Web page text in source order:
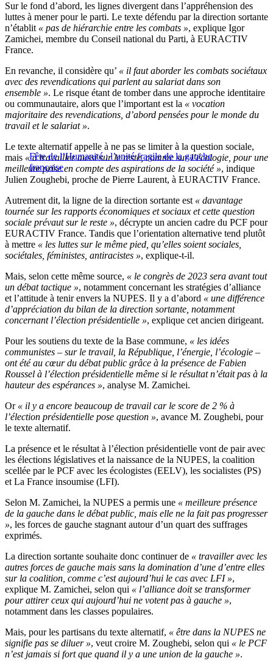
Sur le fond d’abord, les lignes divergent dans l’appréhension des
luttes à mener pour le parti. Le texte défendu par la direction sortante
n’établit « pas de hiérarchie entre les combats », explique Igor
Zamichei, membre du Conseil national du Parti, à EURACTIV
France.
En revanche, il considère qu’ « il faut aborder les combats sociétaux
avec des revendications qui parlent au salariat dans son
ensemble ». Le risque étant de tomber dans une approche identitaire
ou communautaire, alors que l’important est la « vocation
majoritaire des revendications, d’abord pensées pour le monde du
travail et le salariat ».
Fête de l’Humanité : l’unité fragile de la gauche
française
Le texte alternatif appelle à ne pas se limiter à la question sociale,
mais « à travailler aussi sur le reste, comme sur l’écologie, pour une
meilleure prise en compte des aspirations de la société », indique
Julien Zoughebi, proche de Pierre Laurent, à EURACTIV France.
Autrement dit, la ligne de la direction sortante est « davantage
tournée sur les rapports économiques et sociaux et cette question
sociale prévaut sur le reste », décrypte un ancien cadre du PCF pour
EURACTIV France. Tandis que l’orientation alternative tend plutôt
à mettre « les luttes sur le même pied, qu’elles soient sociales,
sociétales, féministes, antiracistes », explique-t-il.
Mais, selon cette même source, « le congrès de 2023 sera avant tout
un débat tactique », notamment concernant les stratégies d’alliance
et l’attitude à tenir envers la NUPES. Il y a d’abord « une différence
d’appréciation du bilan de la direction sortante, notamment
concernant l’élection présidentielle », explique cet ancien dirigeant.
Pour les soutiens du texte de la Base commune, « les idées
communistes – sur le travail, la République, l’énergie, l’écologie –
ont été au cœur du débat public grâce à la présence de Fabien
Roussel à l’élection présidentielle même si le résultat n’était pas à la
hauteur des espérances », analyse M. Zamichei.
Or « il y a encore beaucoup de travail car le score de 2 % à
l’élection présidentielle pose question », avance M. Zoughebi, pour
le texte alternatif.
La présence et le résultat à l’élection présidentielle vont de pair avec
les élections législatives et la naissance de la NUPES, la coalition
scellée par le PCF avec les écologistes (EELV), les socialistes (PS)
et La France insoumise (LFI).
Selon M. Zamichei, la NUPES a permis une « meilleure présence
de la gauche dans le débat public, mais elle ne la fait pas progresser
», les forces de gauche stagnant autour d’un quart des suffrages
exprimés.
La direction sortante souhaite donc continuer de « travailler avec les
autres forces de gauche mais sans la domination d’une d’entre elles
sur la coalition, comme c’est aujourd’hui le cas avec LFI »,
explique M. Zamichei, selon qui « l’alliance doit se transformer
pour attirer ceux qui aujourd’hui ne votent pas à gauche »,
notamment dans les classes populaires.
Mais, pour les partisans du texte alternatif, « être dans la NUPES ne
signifie pas se diluer », veut croire M. Zoughebi, selon qui « le PCF
n’est jamais si fort que quand il y a une union de la gauche ».